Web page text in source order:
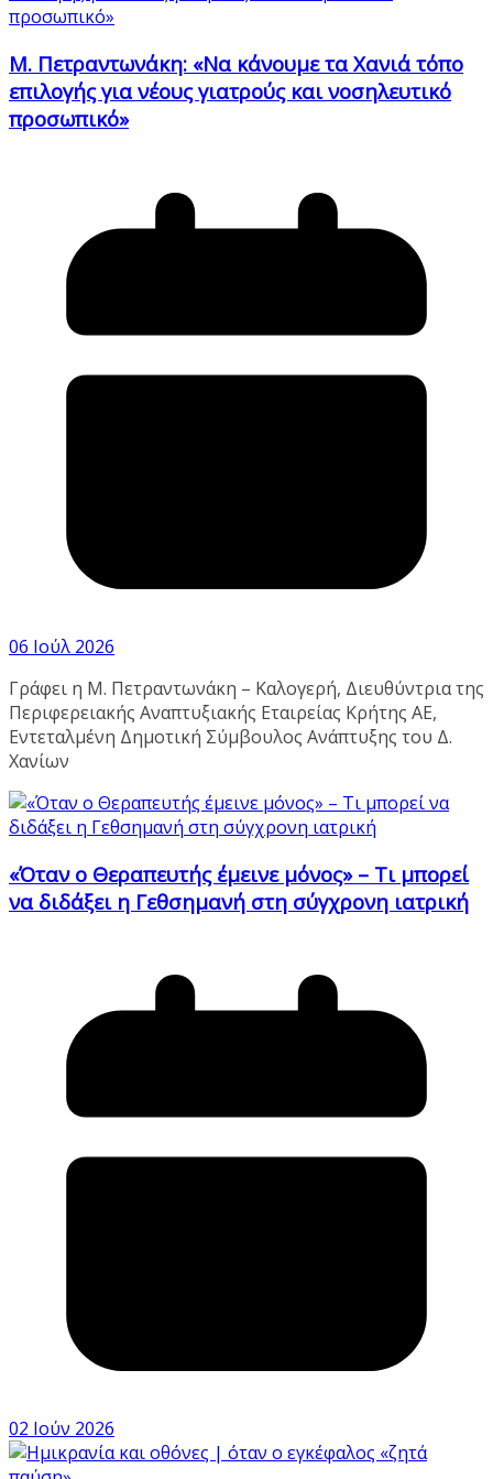
Μ. Πετραντωνάκη: «Να κάνουμε τα Χανιά τόπο
επιλογής για νέους γιατρούς και νοσηλευτικό
προσωπικό»
06 Ιούλ 2026
Γράφει η Μ. Πετραντωνάκη – Καλογερή, Διευθύντρια της
Περιφερειακής Αναπτυξιακής Εταιρείας Κρήτης ΑΕ,
Εντεταλμένη Δημοτική Σύμβουλος Ανάπτυξης του Δ.
Χανίων
«Όταν ο Θεραπευτής έμεινε μόνος» – Τι μπορεί
να διδάξει η Γεθσημανή στη σύγχρονη ιατρική
02 Ιούν 2026